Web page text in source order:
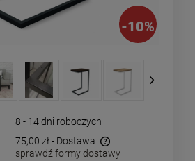
-10%
8 - 14 dni roboczych
75,00 zł - Dostawa
ewentualnych kosztów płatności
sprawdź formy dostawy